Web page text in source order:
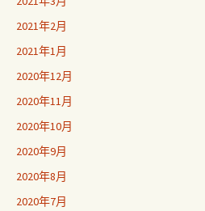
2021年2月
2021年1月
2020年12月
2020年11月
2020年10月
2020年9月
2020年8月
2020年7月